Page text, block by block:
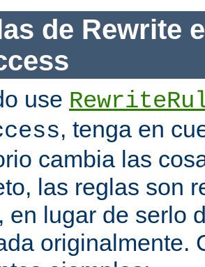
de Rewrite
use
, tenga en
cambia las
las reglas son
en lugar de serlo
originalmente.